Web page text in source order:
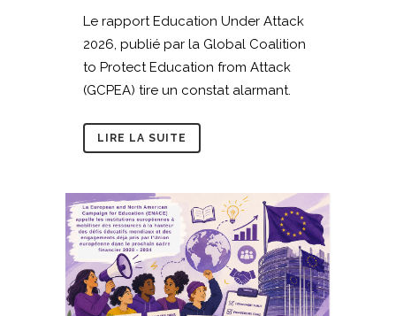
Le rapport Education Under Attack
2026, publié par la Global Coalition
to Protect Education from Attack
(GCPEA) tire un constat alarmant.
LIRE LA SUITE